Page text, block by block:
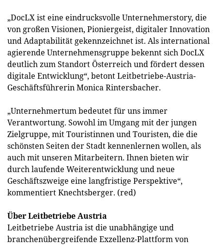
„DocLX ist eine eindrucksvolle Unternehmerstory, die
von großen Visionen, Pioniergeist, digitaler Innovation
und Adaptabilität gekennzeichnet ist. Als international
agierende Unternehmensgruppe bekennt sich DocLX
deutlich zum Standort Österreich und fördert dessen
digitale Entwicklung“, betont Leitbetriebe-Austria-
Geschäftsführerin Monica Rintersbacher.
„Unternehmertum bedeutet für uns immer
Verantwortung. Sowohl im Umgang mit der jungen
Zielgruppe, mit Touristinnen und Touristen, die die
schönsten Seiten der Stadt kennenlernen wollen, als
auch mit unseren Mitarbeitern. Ihnen bieten wir
durch laufende Weiterentwicklung und neue
Geschäftszweige eine langfristige Perspektive“,
kommentiert Knechtsberger. (red)
Über Leitbetriebe Austria
Leitbetriebe Austria ist die unabhängige und
branchenübergreifende Exzellenz-Plattform von